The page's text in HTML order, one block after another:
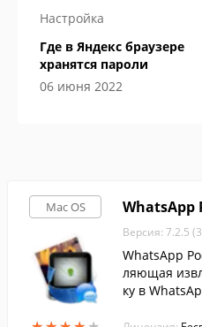
Настройка
Где в Яндекс браузере
хранятся пароли
06 июня 2022
Mac OS WhatsApp
Версия: 7.2.5
WhatsApp
ляющая
ку в